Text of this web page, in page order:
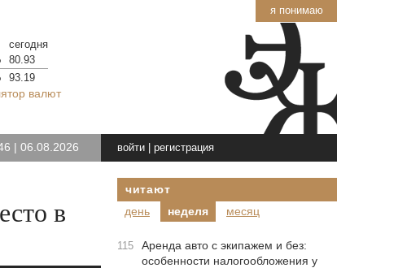
я понимаю
сегодня
80.93
93.19
валют
| 06.08.2026 войти| регистрация
в
читают
день
неделя месяц
115
Аренда авто с экипажем и без:
особенности налогообложения у